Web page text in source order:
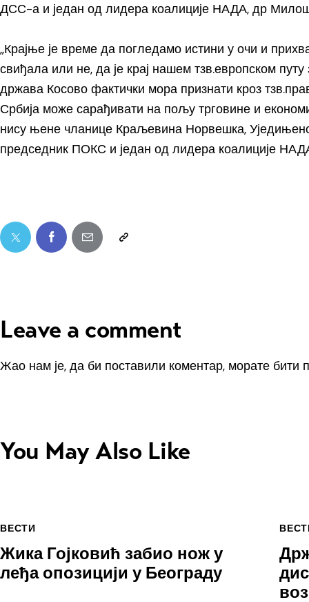
ДСС-а и један од лидера коалиције НАДА, др
„Крајње је време да погледамо истини у очи и
свиђала или не, да је крај нашем тзв.европском
држава Косово фактички мора признати кроз
Србија може сарађивати на пољу трговине и
нису њене чланице Краљевина Норвешка,
председник ПОКС и један од лидера коалиције
Leave a comment
Жао нам је, да би поставили коментар, морате бити
You May Also Like
ВЕСТИ
Жика Гојковић забио нож у
леђа опозицији у Београду